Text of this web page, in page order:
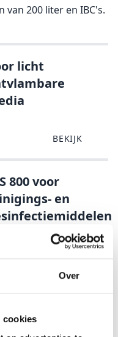
Over
cookies
van 200 liter en IBC's.
licht
BEKIJK
800 voor
en
BEKIJK
alkaliën